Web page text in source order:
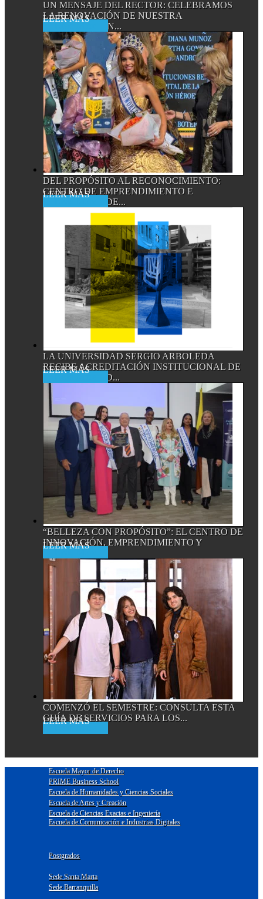
UN MENSAJE DEL RECTOR: CELEBRAMOS
LA RENOVACIÓN DE NUESTRA
ACREDITACIÓN...
DEL PROPÓSITO AL RECONOCIMIENTO:
CENTRO DE EMPRENDIMIENTO E
INNOVACIÓN DE...
LA UNIVERSIDAD SERGIO ARBOLEDA
RECIBE ACREDITACIÓN INSTITUCIONAL DE
ALTA CALIDAD...
“BELLEZA CON PROPÓSITO”: EL CENTRO DE
INNOVACIÓN, EMPRENDIMIENTO Y
COMENZÓ EL SEMESTRE: CONSULTA ESTA
GUÍA DE SERVICIOS PARA LOS...
Escuela Mayor de Derecho
PRIME Business School
Escuela de Humanidades y Ciencias Sociales
Escuela de Artes y Creación
Escuela de Ciencias Exactas e Ingeniería
Escuela de Comunicación e Industrias Digitales
Postgrados
Sede Santa Marta
Sede Barranquilla